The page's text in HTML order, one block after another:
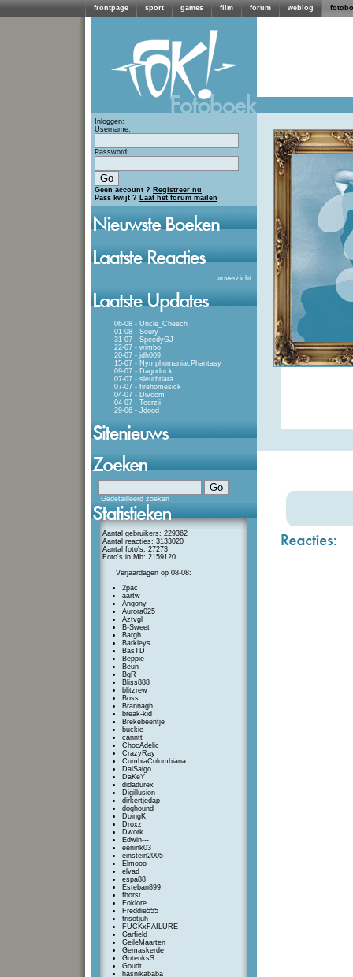
frontpage sport games film forum weblog
Inloggen:
Username:
Password:
Geen account ? Registreer nu
Pass kwijt ? Laat het forum mailen
»overzicht
06-08 - Uncle_Cheech
01-08 - Soury
31-07 - SpeedyGJ
22-07 - wimbo
20-07 - jdh009
15-07 - NymphomaniacPhantasy
09-07 - Dagoduck
07-07 - sleuthtiara
07-07 - firehomesick
04-07 - Divcom
04-07 - Teerzii
29-06 - Jdood
Gedetailleerd zoeken
Aantal gebruikers: 229362
Aantal reacties: 3133020
Aantal foto's: 27273
Foto's in Mb: 2159120
Verjaardagen op 08-08:
2pac
aartw
Angony
Aurora025
Aztvgl
B-Sweet
Bargh
Barkleys
BasTD
Beppie
Beun
BgR
Bliss888
blitzrew
Boss
Brannagh
break-kid
Brekebeentje
buckie
canntt
ChocAdelic
CrazyRay
CumbiaColombiana
DaiSaigo
DaKeY
didadurex
Digillusion
dirkertjedap
doghound
DoingK
Droxz
Dwork
Edwin---
eenink03
einstein2005
Elmooo
elvad
espa88
Esteban899
fhorst
Foklore
Freddie555
frisotjuh
FUCKxFAILURE
Garfield
GeileMaarten
Gemaskerde
GotenksS
Goudt
hasnikababa